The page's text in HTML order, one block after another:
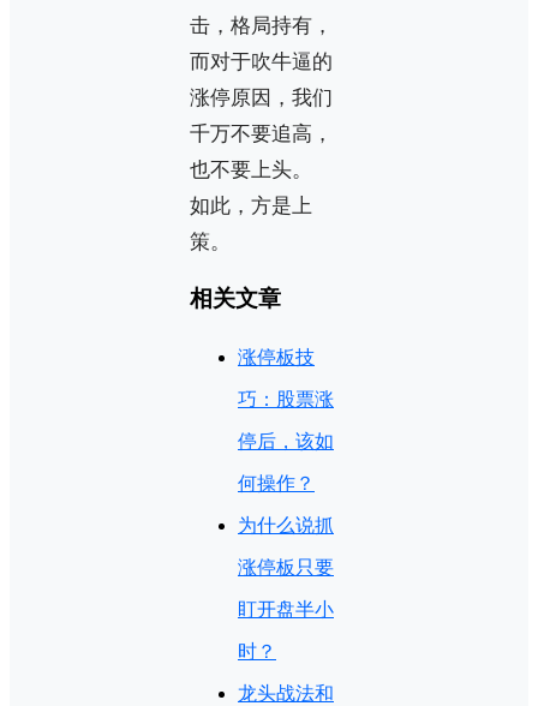
击，格局持有，
而对于吹牛逼的
涨停原因，我们
千万不要追高，
也不要上头。
如此，方是上
策。
相关文章
涨停板技
巧：股票涨
停后，该如
何操作？
为什么说抓
涨停板只要
盯开盘半小
时？
龙头战法和